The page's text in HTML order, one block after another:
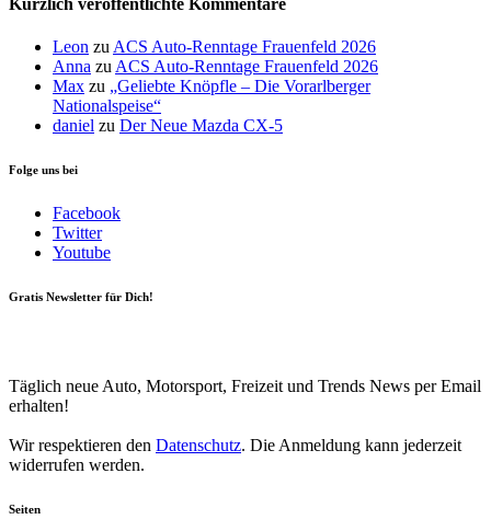
Kürzlich veröffentlichte Kommentare
Leon zuACS Auto-Renntage Frauenfeld 2026
Anna zuACS Auto-Renntage Frauenfeld 2026
Max zu „Geliebte Knöpfle – Die Vorarlberger
Nationalspeise“
daniel zu Der Neue Mazda CX-5
Folge uns bei
Facebook
Twitter
Youtube
Gratis Newsletter für Dich!
Täglich neue Auto, Motorsport, Freizeit und Trends News per Email
erhalten!
Wir respektieren den Datenschutz. Die Anmeldung kann jederzeit
widerrufen werden.
Seiten